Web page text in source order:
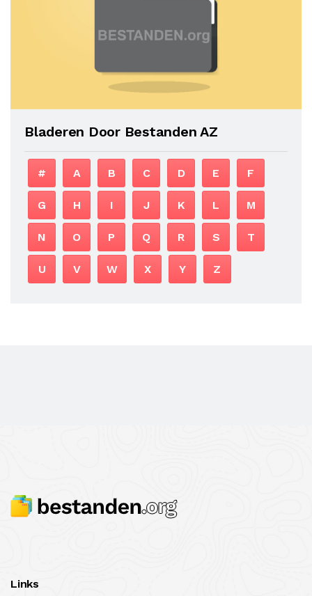
Bladeren Door Bestanden AZ
# A B C D E F
G H I J K L M
N O P Q R S T
U V W X Y Z
Links